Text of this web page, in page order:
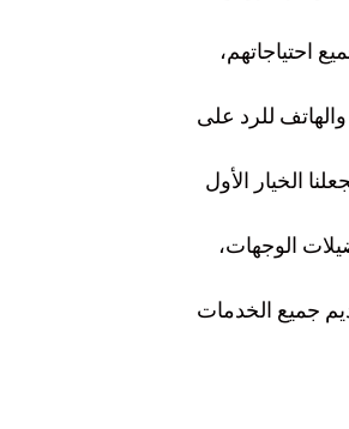
احتياجاتهم،
24 ساعة عبر الواتساب والهاتف للرد على
الخيار الأول
الوجهات،
جميع الخدمات